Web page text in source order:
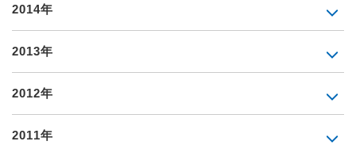
2014年
2013年
2012年
2011年